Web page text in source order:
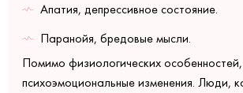
Апатия, депрессивное состояние.
Паранойя, бредовые мысли.
Помимо физиологических
психоэмоциональные изменения. Люди,